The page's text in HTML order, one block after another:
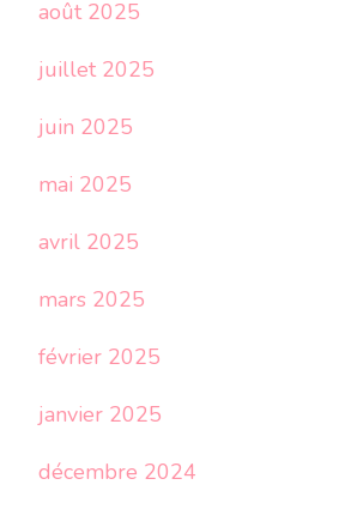
août 2025
juillet 2025
juin 2025
mai 2025
avril 2025
mars 2025
février 2025
janvier 2025
décembre 2024